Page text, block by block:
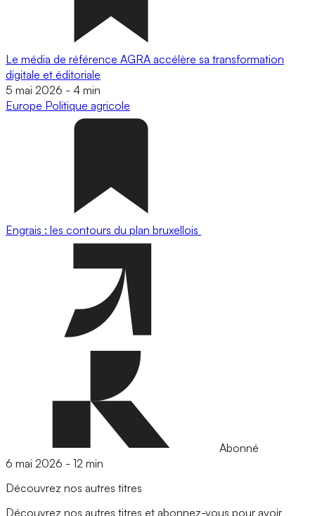
Le média de référence AGRA accélère sa transformation
digitale et éditoriale
5 mai 2026 - 4 min
Europe Politique agricole
Engrais : les contours du plan bruxellois
Abonné
6 mai 2026 - 12 min
Découvrez nos autres titres
Découvrez nos autres titres et abonnez-vous pour avoir